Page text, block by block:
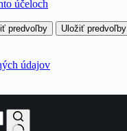
účeloch
predvoľby Uložiť predvoľby
údajov